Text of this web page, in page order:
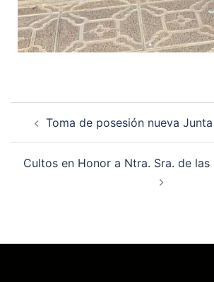
Toma de posesión nueva
Cultos en Honor a Ntra. Sra. de